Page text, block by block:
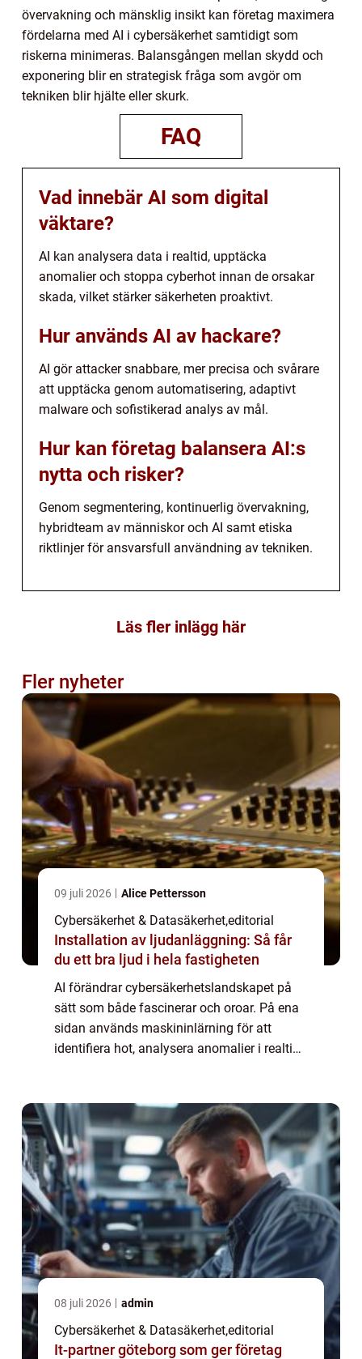
övervakning och mänsklig insikt kan företag maximera
fördelarna med AI i cybersäkerhet samtidigt som
riskerna minimeras. Balansgången mellan skydd och
exponering blir en strategisk fråga som avgör om
tekniken blir hjälte eller skurk.
FAQ
Vad innebär AI som digital
väktare?
AI kan analysera data i realtid, upptäcka
anomalier och stoppa cyberhot innan de orsakar
skada, vilket stärker säkerheten proaktivt.
Hur används AI av hackare?
AI gör attacker snabbare, mer precisa och svårare
att upptäcka genom automatisering, adaptivt
malware och sofistikerad analys av mål.
Hur kan företag balansera AI:s
nytta och risker?
Genom segmentering, kontinuerlig övervakning,
hybridteam av människor och AI samt etiska
riktlinjer för ansvarsfull användning av tekniken.
Läs fler inlägg här
Fler nyheter
09 juli 2026 Alice Pettersson
Cybersäkerhet & Datasäkerhet,editorial
Installation av ljudanläggning: Så får
du ett bra ljud i hela fastigheten
AI förändrar cybersäkerhetslandskapet på
sätt som både fascinerar och oroar. På ena
sidan används maskininlärning för att
identifiera hot, analysera anomalier i realtid
08 juli 2026 admin
Cybersäkerhet & Datasäkerhet,editorial
It-partner göteborg som ger företag